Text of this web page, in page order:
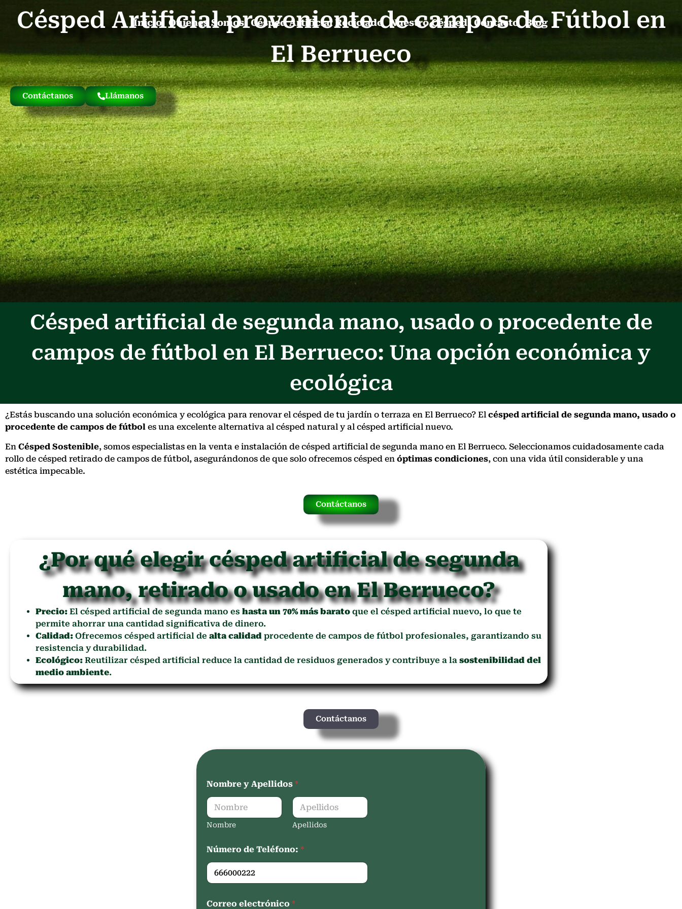
Inicio Quienes Somos Césped Artificial Reciclado Nuestro Césped Contacto Blog
Césped Artificial proveniente de campos de Fútbol en
El Berrueco
Contáctanos Llámanos
Césped artificial de segunda mano, usado o procedente de
campos de fútbol en El Berrueco: Una opción económica y
ecológica
¿Estás buscando una solución económica y ecológica para renovar el césped de tu jardín o terraza en El Berrueco? El césped artificial de segunda mano, usado o
procedente de campos de fútbol es una excelente alternativa al césped natural y al césped artificial nuevo.
En Césped Sostenible, somos especialistas en la venta e instalación de césped artificial de segunda mano en El Berrueco. Seleccionamos cuidadosamente cada
rollo de césped retirado de campos de fútbol, asegurándonos de que solo ofrecemos césped en óptimas condiciones, con una vida útil considerable y una
estética impecable.
Contáctanos
¿Por qué elegir césped artificial de segunda
mano, retirado o usado en El Berrueco?
Precio: El césped artificial de segunda mano es hasta un 70% más barato que el césped artificial nuevo, lo que te
permite ahorrar una cantidad significativa de dinero.
Calidad: Ofrecemos césped artificial de alta calidad procedente de campos de fútbol profesionales, garantizando su
resistencia y durabilidad.
Ecológico: Reutilizar césped artificial reduce la cantidad de residuos generados y contribuye a la sostenibilidad del
medio ambiente.
Contáctanos
Nombre y Apellidos *
Nombre Apellidos
Número de Teléfono: *
Correo electrónico *